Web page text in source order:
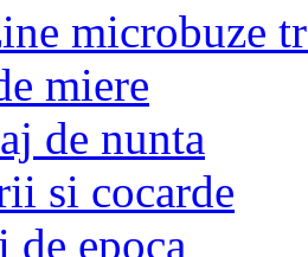
microbuze
miere
de nunta
si cocarde
de epoca